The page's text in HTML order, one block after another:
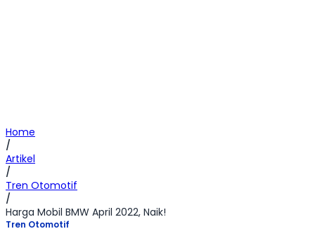
Home
/
Artikel
/
Tren Otomotif
/
Harga Mobil BMW April 2022, Naik!
Tren Otomotif